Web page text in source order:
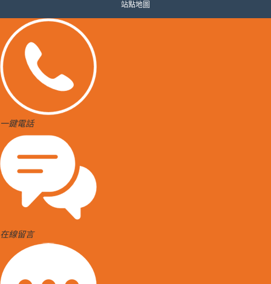
站點地圖
一鍵電話
在線留言